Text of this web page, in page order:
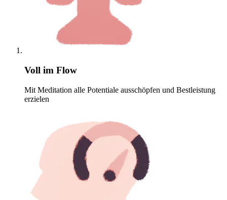
Voll im Flow
Mit Meditation alle Potentiale ausschöpfen und Bestleistung
erzielen